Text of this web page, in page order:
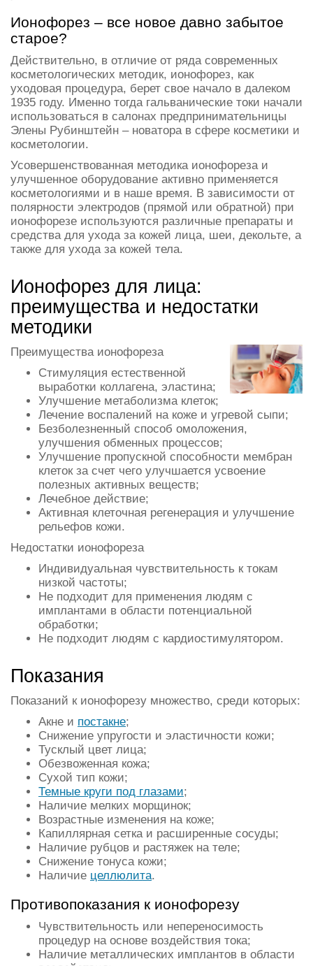
Ионофорез – все новое давно забытое
старое?
Действительно, в отличие от ряда современных
косметологических методик, ионофорез, как
уходовая процедура, берет свое начало в далеком
1935 году. Именно тогда гальванические токи начали
использоваться в салонах предпринимательницы
Элены Рубинштейн – новатора в сфере косметики и
косметологии.
Усовершенствованная методика ионофореза и
улучшенное оборудование активно применяется
косметологиями и в наше время. В зависимости от
полярности электродов (прямой или обратной) при
ионофорезе используются различные препараты и
средства для ухода за кожей лица, шеи, декольте, а
также для ухода за кожей тела.
Ионофорез для лица:
преимущества и недостатки
методики
Преимущества ионофореза
Стимуляция естественной
выработки коллагена, эластина;
Улучшение метаболизма клеток;
Лечение воспалений на коже и угревой сыпи;
Безболезненный способ омоложения,
улучшения обменных процессов;
Улучшение пропускной способности мембран
клеток за счет чего улучшается усвоение
полезных активных веществ;
Лечебное действие;
Активная клеточная регенерация и улучшение
рельефов кожи.
Недостатки ионофореза
Индивидуальная чувствительность к токам
низкой частоты;
Не подходит для применения людям с
имплантами в области потенциальной
обработки;
Не подходит людям с кардиостимулятором.
Показания
Показаний к ионофорезу множество, среди которых:
Акне и постакне;
Снижение упругости и эластичности кожи;
Тусклый цвет лица;
Обезвоженная кожа;
Сухой тип кожи;
Темные круги под глазами;
Наличие мелких морщинок;
Возрастные изменения на коже;
Капиллярная сетка и расширенные сосуды;
Наличие рубцов и растяжек на теле;
Снижение тонуса кожи;
Наличие целлюлита.
Противопоказания к ионофорезу
Чувствительность или непереносимость
процедур на основе воздействия тока;
Наличие металлических имплантов в области